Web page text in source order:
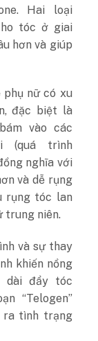
Hai loại
tóc ở giai
hơn và giúp
phụ nữ có xu
đặc biệt là
vào các
(quá trình
nghĩa với
và dễ rụng
rụng tóc lan
trung niên.
và sự thay
khiến nồng
dài đẩy tóc
“Telogen”
ra tình trạng